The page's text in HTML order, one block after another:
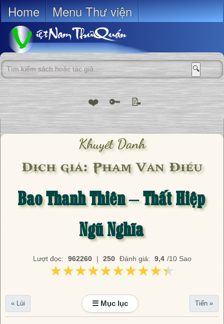
Home Menu Thư viện
🔍
❤️ 🔑 📝
Khuyết Danh
Dịch giả: Phạm Văn Điểu
Bao Thanh Thiên – Thất Hiệp
Ngũ Nghĩa
Lượt đọc: 962260 | 250 Đánh giá: 9,4 /10 Sao
★★★★★★★★★★
★★★★★★★★★★
« Lùi ☰ Mục lục Tiến »